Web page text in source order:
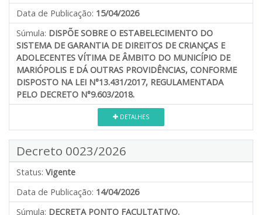
Data de Publicação: 15/04/2026
Súmula: DISPÕE SOBRE O ESTABELECIMENTO DO
SISTEMA DE GARANTIA DE DIREITOS DE CRIANÇAS E
ADOLECENTES VÍTIMA DE ÂMBITO DO MUNICÍPIO DE
MARIÓPOLIS E DÁ OUTRAS PROVIDÊNCIAS, CONFORME
DISPOSTO NA LEI N°13.431/2017, REGULAMENTADA
PELO DECRETO N°9.603/2018.
DETALHES
Decreto 0023/2026
Status: Vigente
Data de Publicação: 14/04/2026
Súmula: DECRETA PONTO FACULTATIVO.